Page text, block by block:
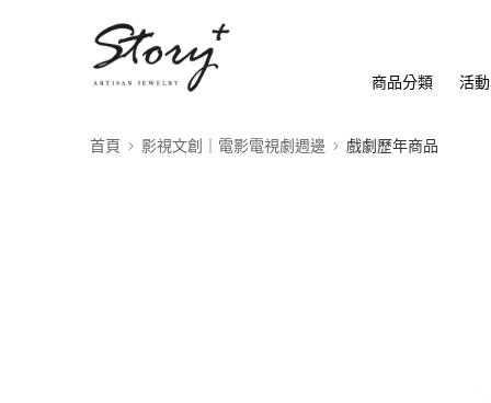
商品分類 活
首頁 影視文創｜電影電視劇週邊 戲劇歷年商品